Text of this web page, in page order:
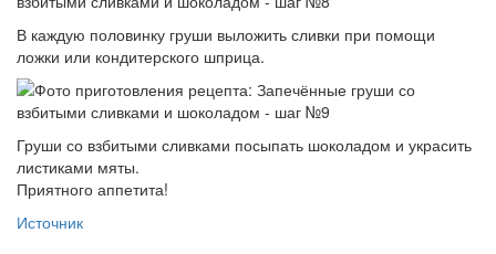
В каждую половинку груши выложить сливки при помощи
ложки или кондитерского шприца.
Груши со взбитыми сливками посыпать шоколадом и украсить
листиками мяты.
Приятного аппетита!
Источник